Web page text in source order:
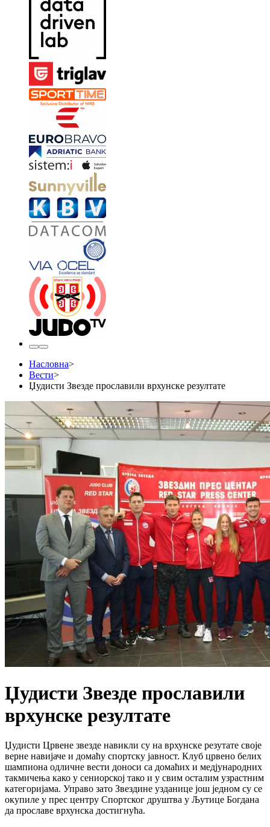
Насловна>
Вести>
Џудисти Звезде прославили врхунске резултате
Џудисти Звезде прославили
врхунске резултате
Џудисти Црвене звезде навикли су на врхунске резутате своје
верне навијаче и домаћу спортску јавност. Клуб црвено белих
шампиона одличне вести доноси са домаћих и медјународних
такмичења како у сениорској тако и у свим осталим узрастним
категоријама. Управо зато Звездине узданице још једном су се
окупиле у прес центру Спортског друштва у Љутице Богдана
да прославе врхунска достигнућа.